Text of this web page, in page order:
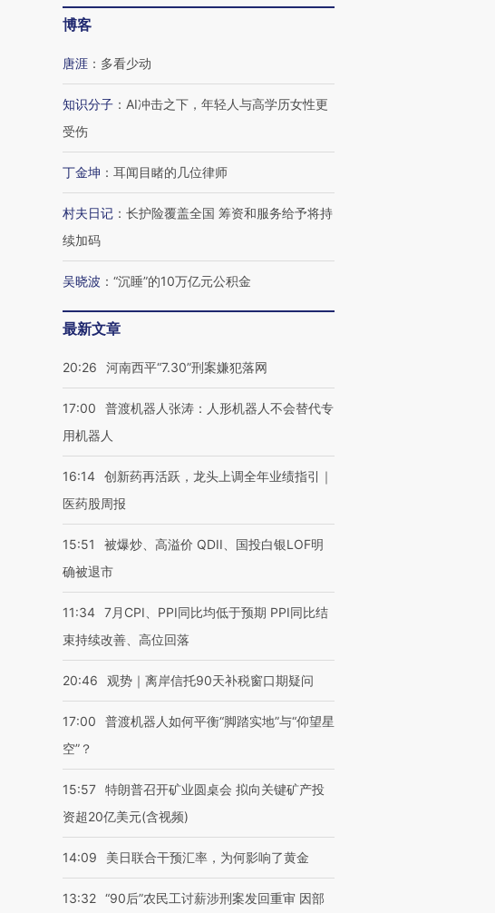
博客
唐涯 ： 多看少动
知识分子 ： AI冲击之下，年轻人与高学历女性更
受伤
丁金坤 ： 耳闻目睹的几位律师
村夫日记 ： 长护险覆盖全国 筹资和服务给予将持
续加码
吴晓波 ： “沉睡”的10万亿元公积金
最新文章
20:26 河南西平“7.30”刑案嫌犯落网
17:00
普渡机器人张涛：人形机器人不会替代专
用机器人
16:14 创新药再活跃，龙头上调全年业绩指引｜
医药股周报
15:51
被爆炒、高溢价 QDII、国投白银LOF明
确被退市
11:34 7月CPI、PPI同比均低于预期 PPI同比结
束持续改善、高位回落
20:46 观势｜离岸信托90天补税窗口期疑问
17:00
普渡机器人如何平衡“脚踏实地”与“仰望星
空”？
15:57 特朗普召开矿业圆桌会 拟向关键矿产投
资超20亿美元(含视频)
14:09 美日联合干预汇率，为何影响了黄金
13:32 “90后”农民工讨薪涉刑案发回重审 因部